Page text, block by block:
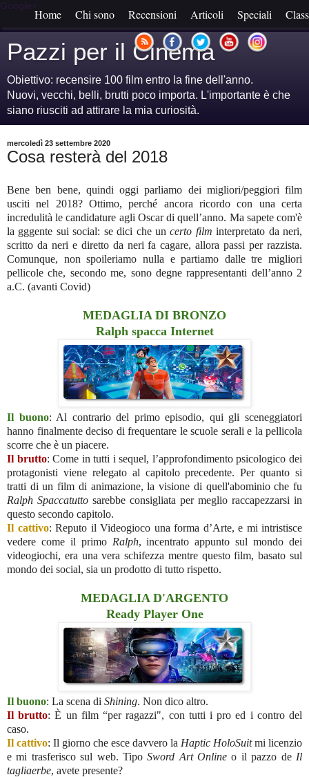
Google+
Home Chi sono Recensioni Articoli Speciali
Pazzi per il Cinema
Obiettivo: recensire 100 film entro la fine dell'anno.
Nuovi, vecchi, belli, brutti poco importa. L'importante è che
siano riusciti ad attirare la mia curiosità.
mercoledì 23 settembre 2020
Cosa resterà del 2018
Bene ben bene, quindi oggi parliamo dei migliori/peggiori film
usciti nel 2018? Ottimo, perché ancora ricordo con una certa
incredulità le candidature agli Oscar di quell’anno. Ma sapete com'è
la gggente sui social: se dici che uncerto filminterpretato da neri,
scritto da neri e diretto da neri fa cagare, allora passi per razzista.
Comunque, non spoileriamo nulla e partiamo dalle tre migliori
pellicole che, secondo me, sono degne rappresentanti dell’anno 2
a.C. (avanti Covid)
MEDAGLIA DI BRONZO
Ralph spacca Internet
Il buono: Al contrario del primo episodio, qui gli sceneggiatori
hanno finalmente deciso di frequentare le scuole serali e la pellicola
scorre che è un piacere.
Il brutto: Come in tutti i sequel, l’approfondimento psicologico dei
protagonisti viene relegato al capitolo precedente. Per quanto si
tratti di un film di animazione, la visione di quell'abominio che fu
Ralph Spaccatutto sarebbe consigliata per meglio raccapezzarsi in
questo secondo capitolo.
Il cattivo: Reputo il Videogioco una forma d’Arte, e mi intristisce
vedere come il primo Ralph, incentrato appunto sul mondo dei
videogiochi, era una vera schifezza mentre questo film, basato sul
mondo dei social, sia un prodotto di tutto rispetto.
MEDAGLIA D'ARGENTO
Ready Player One
Il buono: La scena di Shining. Non dico altro.
Il brutto: È un film “per ragazzi", con tutti i pro ed i contro del
caso.
Il cattivo: Il giorno che esce davvero la Haptic HoloSuitmi licenzio
e mi trasferisco sul web. TipoSword Art Online o il pazzo de Il
tagliaerbe, avete presente?